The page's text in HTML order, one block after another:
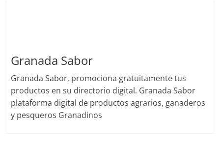
Granada Sabor
Granada Sabor, promociona gratuitamente tus
productos en su directorio digital. Granada Sabor
plataforma digital de productos agrarios, ganaderos
y pesqueros Granadinos